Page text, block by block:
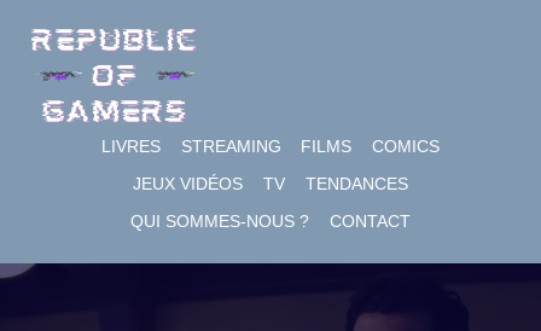
content
LIVRES STREAMING FILMS
COMICS
JEUX VIDÉOS
TV
TENDANCES
QUI SOMMES-NOUS ?
CONTACT